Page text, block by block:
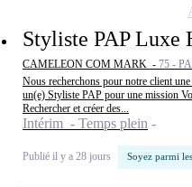
Styliste PAP Luxe
CAMELEON COM MARK - 75 -
Nous recherchons pour notre client
un(e) Styliste PAP pour une mission
Rechercher et créer des...
Intérim - Temps plein
Publié il y a 28 jours Soyez parmi